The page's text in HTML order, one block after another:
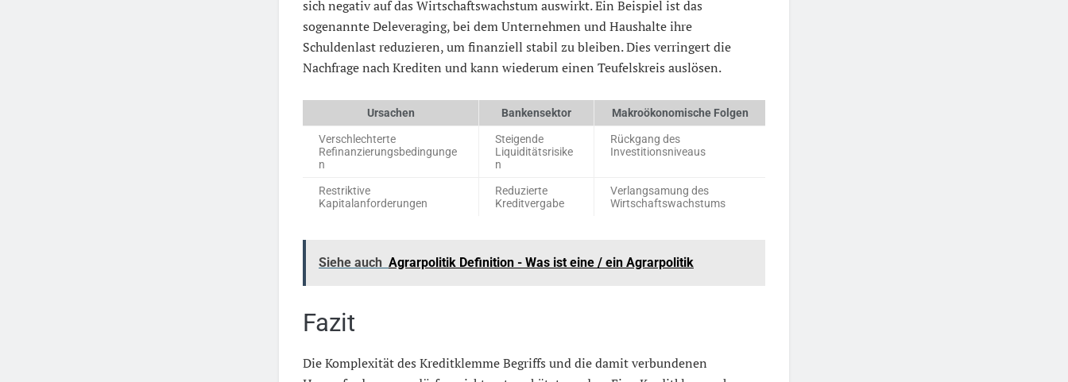
sich negativ auf das Wirtschaftswachstum auswirkt. Ein Beispiel ist das
sogenannte Deleveraging, bei dem Unternehmen und Haushalte ihre
Schuldenlast reduzieren, um finanziell stabil zu bleiben. Dies verringert die
Nachfrage nach Krediten und kann wiederum einen Teufelskreis auslösen.
Ursachen Bankensektor Makroökonomische Folgen
Verschlechterte
Refinanzierungsbedingunge
n
Steigende
Liquiditätsrisike
n
Rückgang des
Investitionsniveaus
Restriktive
Kapitalanforderungen
Reduzierte
Kreditvergabe
Verlangsamung des
Wirtschaftswachstums
Siehe auch Agrarpolitik Definition - Was ist eine / ein Agrarpolitik
Fazit
Die Komplexität des Kreditklemme Begriffs und die damit verbundenen